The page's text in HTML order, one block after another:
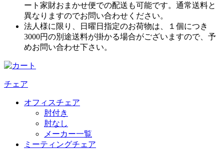
ート家財おまかせ便での配送も可能です。通常送料と
異なりますのでお問い合わせください。
法人様に限り、日曜日指定のお荷物は、１個につき
3000円の別途送料が掛かる場合がございますので、予
めお問い合わせ下さい。
チェア
オフィスチェア
肘付き
肘なし
メーカー一覧
ミーティングチェア